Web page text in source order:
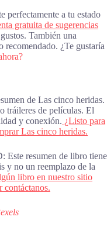
perfectamente a tu estado
gratuita de sugerencias
También una
¿Te gustaría
de Las cinco heridas.
tráileres de películas. El
y conexión. ¿Listo para
Las cinco heridas.
resumen de libro tiene
y no un reemplazo de la
libro en nuestro sitio
contáctanos.